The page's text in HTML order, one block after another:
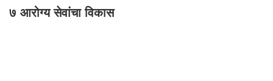
७ आरोग्य सेवांचा विकास